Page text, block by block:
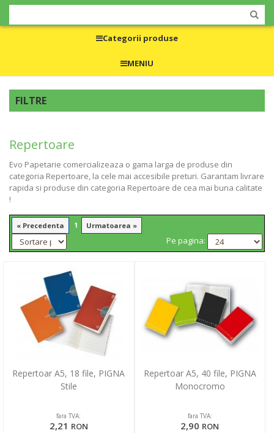
Categorii produse
MENIU
FILTRE
Repertoare
Evo Papetarie comercializeaza o gama larga de produse din
categoria Repertoare, la cele mai accesibile preturi. Garantam livrare
rapida si produse din categoria Repertoare de cea mai buna calitate
!
« Precedenta 1 Urmatoarea »
Pe pagina:
Repertoar A5, 18 file, PIGNA
Stile
fara TVA:
2,21 RON
Repertoar A5, 40 file, PIGNA
Monocromo
fara TVA:
2,90 RON